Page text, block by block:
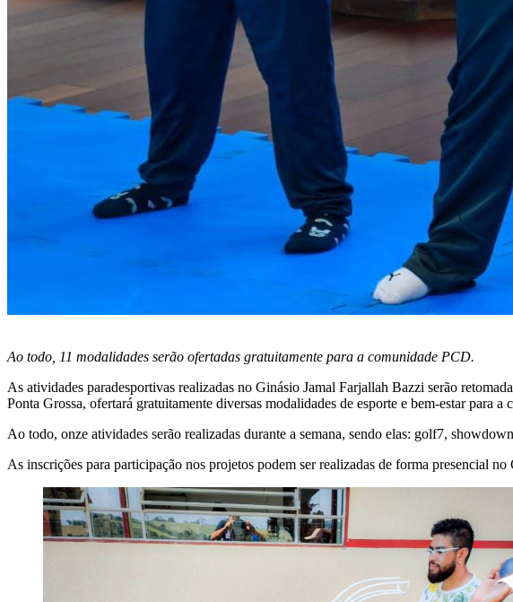
Ao todo, 11 modalidades serão ofertadas gratuitamente para a comunidade PCD.
As atividades paradesportivas realizadas no Ginásio Jamal Farjallah Bazzi serão
Ponta Grossa, ofertará gratuitamente diversas modalidades de esporte e bem-estar para a
Ao todo, onze atividades serão realizadas durante a semana, sendo elas: golf7,
As inscrições para participação nos projetos podem ser realizadas de forma presencial